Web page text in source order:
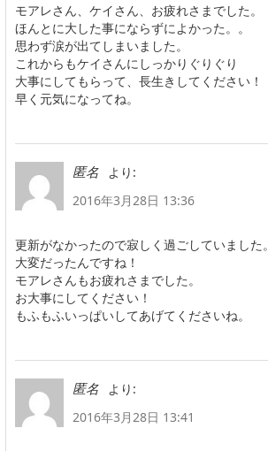
モアレさん、ケイさん、お疲れさまでした。
ほんとに大した事にならずによかった。。
思わず涙が出てしまいました。
これからもケイさんにしっかりぐりぐり
大事にしてもらって、長生きしてください！
早く元気になってね。
匿名
より:
2016年3月28日 13:36
更新がなかったので寂しく過ごしていました。
大変だったんですね！
モアレさんもお疲れさまでした。
お大事にしてください！
もふもふいっぱいしてあげてくださいね。
匿名
より:
2016年3月28日 13:41